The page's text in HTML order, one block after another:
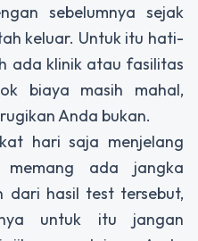
sebelumnya sejak
keluar. Untuk itu hati-
ada klinik atau fasilitas
biaya masih mahal,
Anda bukan.
hari saja menjelang
memang ada jangka
dari hasil test tersebut,
untuk itu jangan